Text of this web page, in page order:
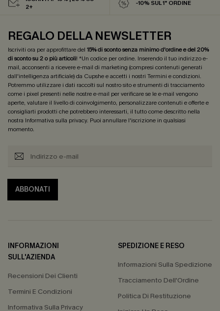
2+
-10% SUL 1° ORDINE
REGALO DELLA NEWSLETTER
Iscriviti ora per approfittare del 15% di sconto senza minimo d'ordine e del 20%
di sconto su 2 o più articoli! *Un codice per ordine. Inserendo il tuo indirizzo e-
mail, acconsenti a ricevere e-mail di marketing (compresi contenuti generati
dall'intelligenza artificiale) da Cupshe e accetti i nostri Termini e condizioni.
Potremmo utilizzare i dati raccolti sul nostro sito e strumenti di tracciamento
come i pixel presenti nelle nostre e-mail per verificare se le e-mail vengono
aperte, valutare il livello di coinvolgimento, personalizzare contenuti e offerte e
consigliarti prodotti che potrebbero interessarti, il tutto come descritto nella
nostra Informativa sulla privacy. Puoi annullare l'iscrizione in qualsiasi
momento.
ABBONATI
INFORMAZIONI
SULL'AZIENDA
Recensioni Dei Clienti
Termini E Condizioni
Informativa Sulla Privacy
SPEDIZIONE E RESO
Informazioni Sulla Spedizione
Tracciamento Dell'Ordine
Politica Di Restituzione